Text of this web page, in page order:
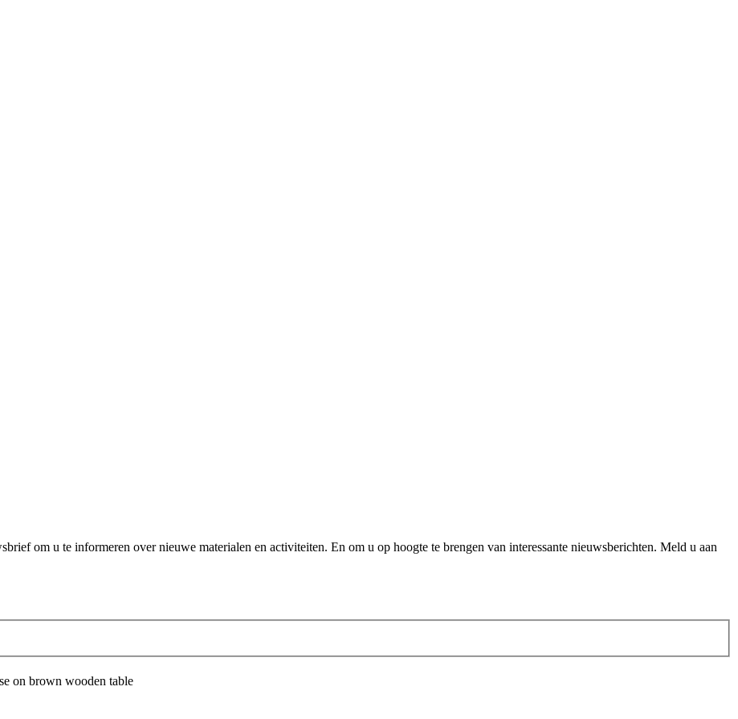
om u te informeren over nieuwe materialen en activiteiten. En om u op hoogte te brengen van interessante nieuwsberichten. Meld u aan